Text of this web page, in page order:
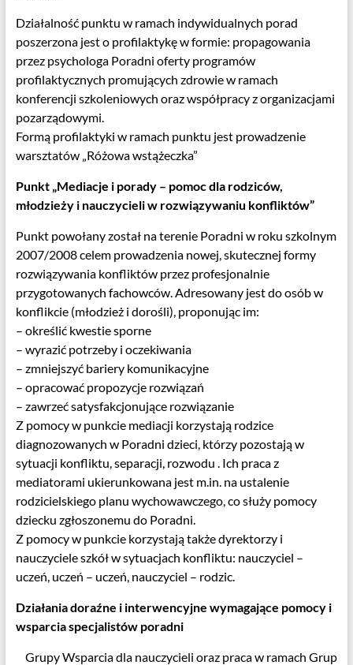
Działalność punktu w ramach indywidualnych porad
poszerzona jest o profilaktykę w formie: propagowania
przez psychologa Poradni oferty programów
profilaktycznych promujących zdrowie w ramach
konferencji szkoleniowych oraz współpracy z organizacjami
pozarządowymi.
Formą profilaktyki w ramach punktu jest prowadzenie
warsztatów „Różowa wstążeczka”
Punkt „Mediacje i porady – pomoc dla rodziców,
młodzieży i nauczycieli w rozwiązywaniu konfliktów”
Punkt powołany został na terenie Poradni w roku szkolnym
2007/2008 celem prowadzenia nowej, skutecznej formy
rozwiązywania konfliktów przez profesjonalnie
przygotowanych fachowców. Adresowany jest do osób w
konflikcie (młodzież i dorośli), proponując im:
– określić kwestie sporne
– wyrazić potrzeby i oczekiwania
– zmniejszyć bariery komunikacyjne
– opracować propozycje rozwiązań
– zawrzeć satysfakcjonujące rozwiązanie
Z pomocy w punkcie mediacji korzystają rodzice
diagnozowanych w Poradni dzieci, którzy pozostają w
sytuacji konfliktu, separacji, rozwodu . Ich praca z
mediatorami ukierunkowana jest m.in. na ustalenie
rodzicielskiego planu wychowawczego, co służy pomocy
dziecku zgłoszonemu do Poradni.
Z pomocy w punkcie korzystają także dyrektorzy i
nauczyciele szkół w sytuacjach konfliktu: nauczyciel –
uczeń, uczeń – uczeń, nauczyciel – rodzic.
Działania doraźne i interwencyjne wymagające pomocy i
wsparcia specjalistów poradni
Grupy Wsparcia dla nauczycieli oraz praca w ramach Grup